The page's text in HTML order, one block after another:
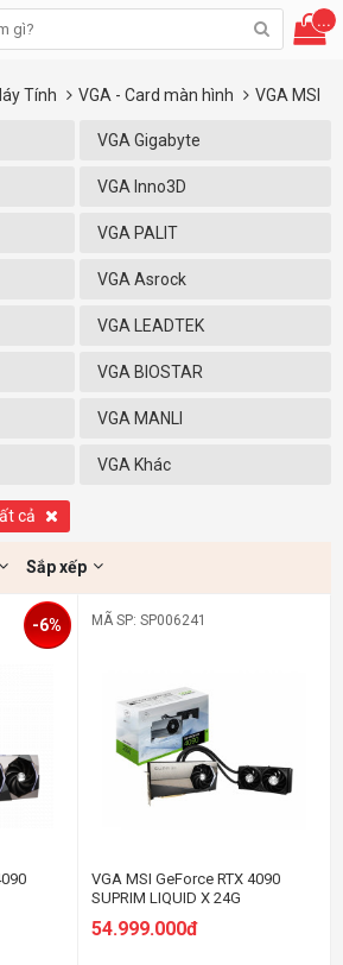
...
Tính VGA - Card màn hình VGA MSI
VGA Gigabyte
VGA Inno3D
VGA PALIT
VGA Asrock
VGA LEADTEK
VGA BIOSTAR
VGA MANLI
VGA Khác
cả
Sắp xếp
-6% MÃ SP: SP006241
VGA MSI GeForce RTX 4090
SUPRIM LIQUID X 24G
54.999.000đ